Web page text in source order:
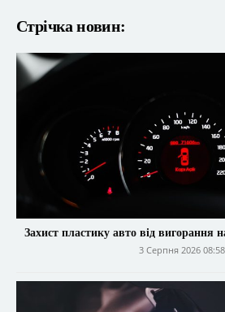
Стрічка новин:
Захист пластику авто від вигорання
3 Серпня 2026 08:58